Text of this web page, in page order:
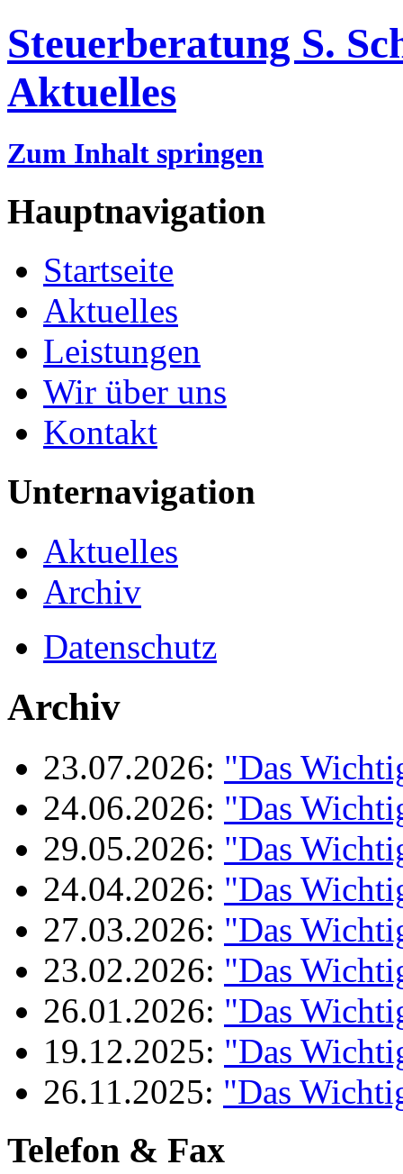
Steuerberatung S.
Aktuelles
Zum Inhalt springen
Hauptnavigation
Startseite
Aktuelles
Leistungen
Wir über uns
Kontakt
Unternavigation
Aktuelles
Archiv
Datenschutz
Archiv
23.07.2026: "Das
24.06.2026: "Das
29.05.2026: "Das
24.04.2026: "Das
27.03.2026: "Das
23.02.2026: "Das
26.01.2026: "Das
19.12.2025: "Das
26.11.2025: "Das
Telefon & Fax